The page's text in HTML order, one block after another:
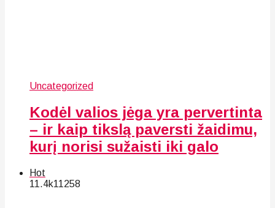
Uncategorized
Kodėl valios jėga yra pervertinta
– ir kaip tikslą paversti žaidimu,
kurį norisi sužaisti iki galo
Hot
11.4k11258